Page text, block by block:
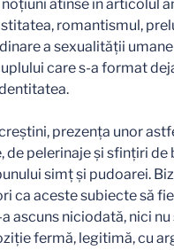
atinse în articolul
romantismul,
a sexualităţii
care s-a format
prezenţa unor
de pelerinaje şi sfinţiri
simţ şi pudoarei.
ca aceste subiecte să
ascuns niciodată, nici
fermă, legitimă, cu